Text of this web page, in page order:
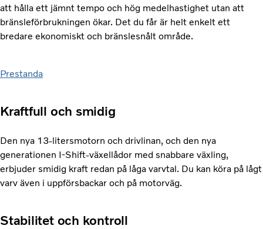
att hålla ett jämnt tempo och hög medelhastighet utan att
bränsleförbrukningen ökar. Det du får är helt enkelt ett
bredare ekonomiskt och bränslesnålt område.
Prestanda
Kraftfull och smidig
Den nya 13-litersmotorn och drivlinan, och den nya
generationen I-Shift-växellådor med snabbare växling,
erbjuder smidig kraft redan på låga varvtal. Du kan köra på lågt
varv även i uppförsbackar och på motorväg.
Stabilitet och kontroll